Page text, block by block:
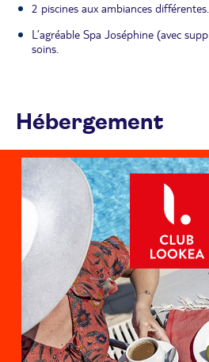
2 piscines aux ambiances différentes.
L’agréable Spa Joséphine (avec
soins.
Hébergement